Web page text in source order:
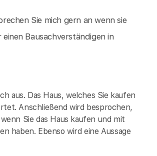
Sie mich gern an wenn sie
Bausachverständigen in
aus. Das Haus, welches Sie kaufen
Anschließend wird besprochen,
Sie das Haus kaufen und mit
haben. Ebenso wird eine Aussage